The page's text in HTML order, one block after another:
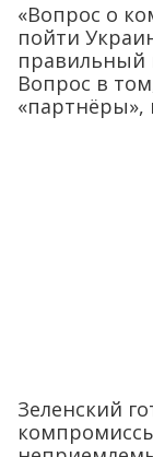
«Вопрос о
пойти
правильный
Вопрос в
«партнёры»,
Зеленский